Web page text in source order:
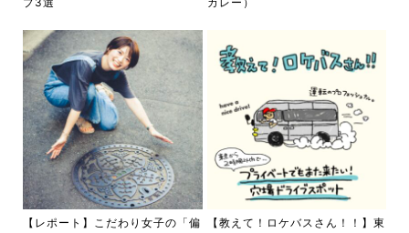
【レポート】こだわり女子の「偏
【教えて！ロケバスさん！！】東